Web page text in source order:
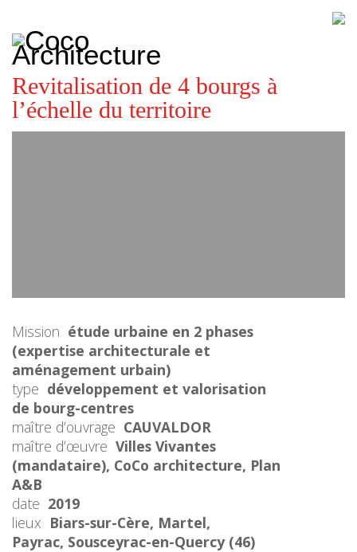
Architecture
architecture,
urbanisme,
etc.
Revitalisation de 4 bourgs à
l’échelle du territoire
Mission étude urbaine en 2 phases
(expertise architecturale et
aménagement urbain)
type développement et valorisation
de bourg-centres
maître d’ouvrage CAUVALDOR
maître d’œuvre Villes Vivantes
(mandataire), CoCo architecture, Plan
A&B
date 2019
lieux Biars-sur-Cère, Martel,
Payrac, Sousceyrac-en-Quercy (46)